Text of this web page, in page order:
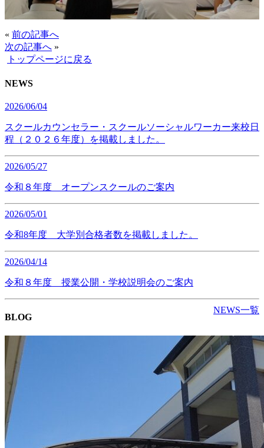
« 前の記事へ
次の記事へ »
トップページに戻る
NEWS
2026/06/04
スクールカウンセラー・スクールソーシャルワーカー来校日
程（２０２６年度）を掲載しました。
2026/05/27
令和８年度 オープンスクールのご案内
2026/05/01
令和8年度 大学別合格者数を掲載しました。
2026/04/14
令和８年度 授業公開・学校説明会のご案内
NEWS一覧
BLOG